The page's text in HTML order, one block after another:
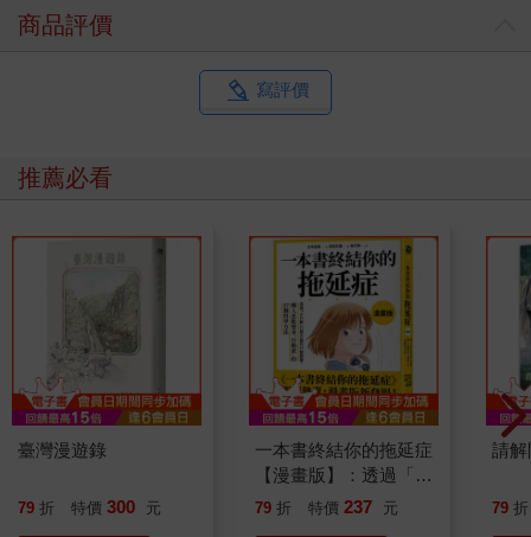
商品評價
寫評價
推薦必看
臺灣漫遊錄
79 折 特價 300 元
一本書終結你的拖延症
【漫畫版】：透過「小
行動」打開大腦的行動
79 折 特價 237 元
請解
79 折